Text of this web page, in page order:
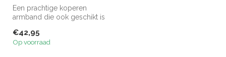
Een prachtige koperen
armband die ook geschikt is
dragen.
€42,95
Op voorraad